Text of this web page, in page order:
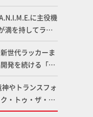
ペールフレッシュ
ボークス ファレホ
なる仕様を試作
ご紹介!!さらに
ワンエイト」セ
！【超合金の
に主役機
満を持してライ
ブライダーへの
のプロポーショ
士Zガンダム】
世代ラッカーま
発を続ける「ガ
料開発の裏側と
来についてイン
神やトランスフォ
・トゥ・ザ・フ
ボアイテムな